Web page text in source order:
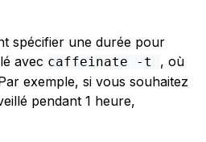
spécifier une durée pour
avec caffeinate -t , où
exemple, si vous souhaitez
pendant 1 heure,